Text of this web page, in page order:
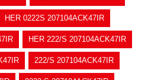
HER 0222S 207104ACK47IR
HER 222/S 207104ACK47IR
222/S 207104ACK47IR